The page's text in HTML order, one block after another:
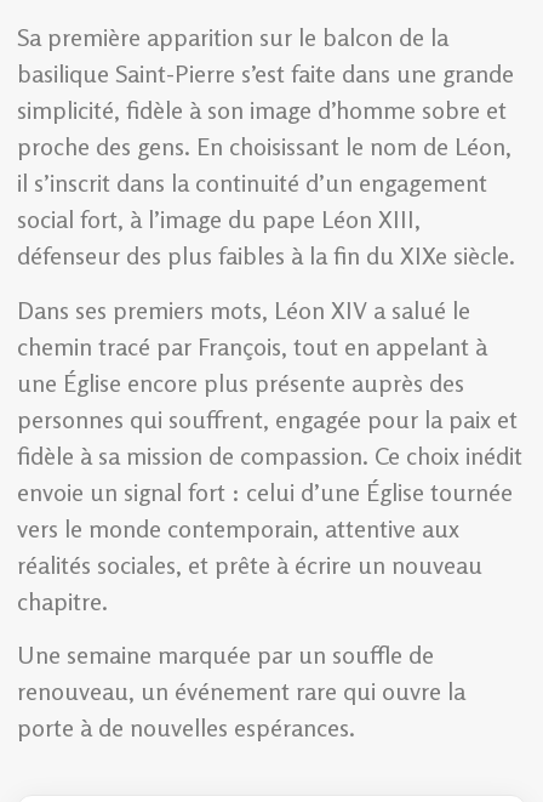
Sa première apparition sur le balcon de la
basilique Saint-Pierre s’est faite dans une grande
simplicité, fidèle à son image d’homme sobre et
proche des gens. En choisissant le nom de Léon,
il s’inscrit dans la continuité d’un engagement
social fort, à l’image du pape Léon XIII,
défenseur des plus faibles à la fin du XIXe siècle.
Dans ses premiers mots, Léon XIV a salué le
chemin tracé par François, tout en appelant à
une Église encore plus présente auprès des
personnes qui souffrent, engagée pour la paix et
fidèle à sa mission de compassion. Ce choix inédit
envoie un signal fort : celui d’une Église tournée
vers le monde contemporain, attentive aux
réalités sociales, et prête à écrire un nouveau
chapitre.
Une semaine marquée par un souffle de
renouveau, un événement rare qui ouvre la
porte à de nouvelles espérances.